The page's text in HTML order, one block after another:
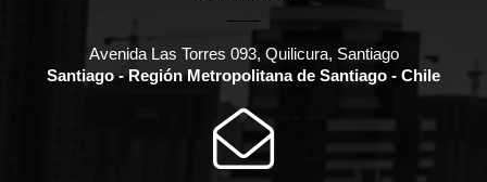
Avenida Las Torres 093, Quilicura, Santiago
Santiago - Región Metropolitana de Santiago - Chile